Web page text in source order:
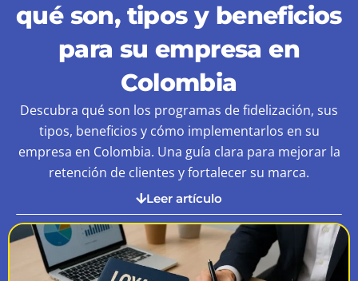
qué son, tipos y beneficios
para su empresa en
Colombia
Descubra qué son los programas de fidelización, sus
tipos, beneficios y cómo implementarlos en su
empresa en Colombia. Una guía clara para mejorar la
retención de clientes y fortalecer su marca.
Leer artículo